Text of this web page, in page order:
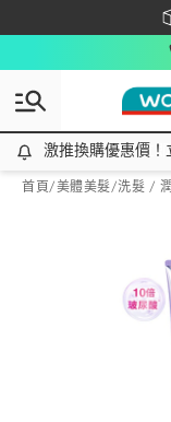
激推換購優惠價！立
激推換購優惠價！
首頁/美體美髮/洗髮 /